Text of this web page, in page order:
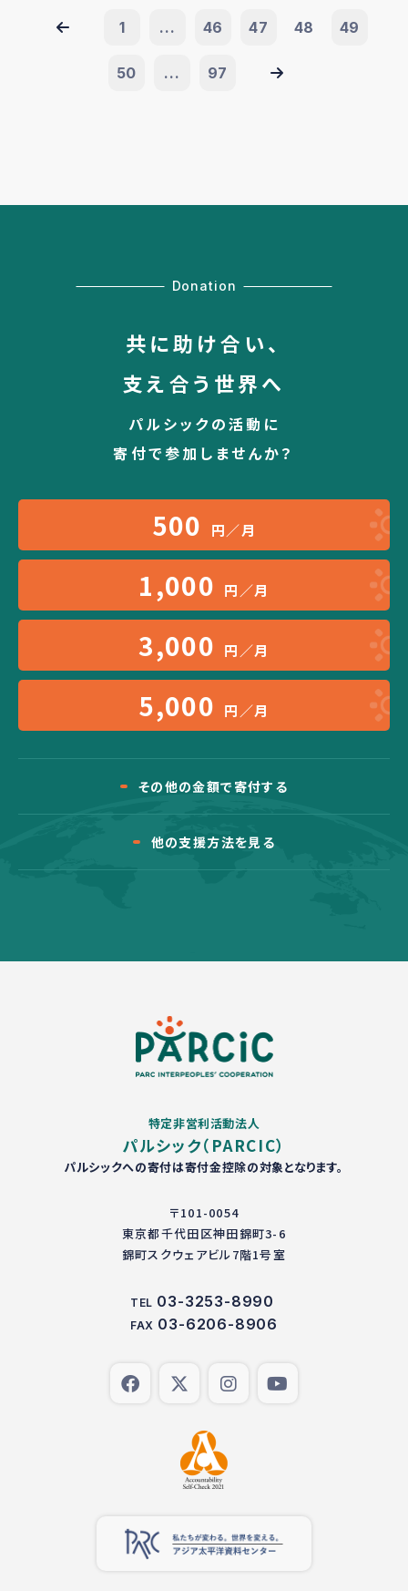
1 ... 46 47 48 49
50 ... 97
Donation
共に助け合い、
支え合う世界へ
パルシックの活動に
寄付で参加しませんか？
500 円／月
1,000 円／月
3,000 円／月
5,000 円／月
その他の金額で寄付する
他の支援方法を見る
特定非営利活動法人
パルシック（PARCIC）
パルシックへの寄付は寄付金控除の対象となります。
〒101-0054
東京都千代田区神田錦町3-6
錦町スクウェアビル7階1号室
TEL 03-3253-8990
FAX 03-6206-8906